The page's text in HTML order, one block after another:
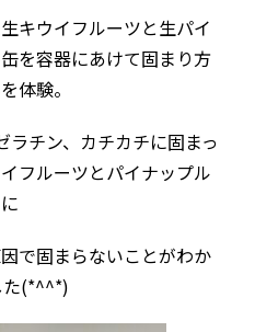
キウイフルーツと生パイ
を容器にあけて固まり方
体験。
ラチン、カチカチに固まっ
フルーツとパイナップル
に
で固まらないことがわか
た(*^^*)